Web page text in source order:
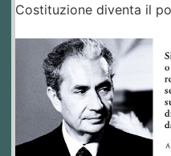
Costituzione diventa il